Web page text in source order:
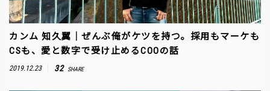
カンム 知久翼｜ぜんぶ俺がケツを持つ。採用もマーケも
CSも、愛と数字で受け止めるCOOの話
2019.12.23 32 SHARE